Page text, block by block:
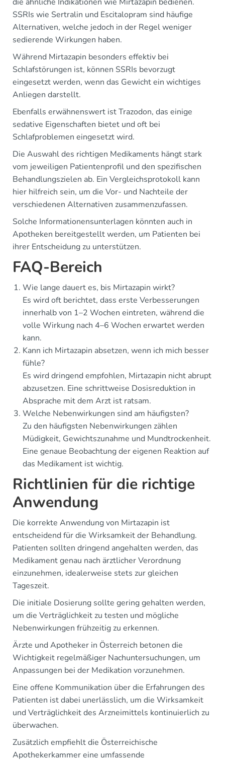
SSRIs wie Sertralin und Escitalopram sind häufige
Alternativen, welche jedoch in der Regel weniger
sedierende Wirkungen haben.
Während Mirtazapin besonders effektiv bei
Schlafstörungen ist, können SSRIs bevorzugt
eingesetzt werden, wenn das Gewicht ein wichtiges
Anliegen darstellt.
Ebenfalls erwähnenswert ist Trazodon, das einige
sedative Eigenschaften bietet und oft bei
Schlafproblemen eingesetzt wird.
Die Auswahl des richtigen Medikaments hängt stark
vom jeweiligen Patientenprofil und den spezifischen
Behandlungszielen ab. Ein Vergleichsprotokoll kann
hier hilfreich sein, um die Vor- und Nachteile der
verschiedenen Alternativen zusammenzufassen.
Solche Informationensunterlagen könnten auch in
Apotheken bereitgestellt werden, um Patienten bei
ihrer Entscheidung zu unterstützen.
FAQ-Bereich
Wie lange dauert es, bis Mirtazapin wirkt?
Es wird oft berichtet, dass erste Verbesserungen
innerhalb von 1–2 Wochen eintreten, während die
volle Wirkung nach 4–6 Wochen erwartet werden
kann.
Kann ich Mirtazapin absetzen, wenn ich mich besser
fühle?
Es wird dringend empfohlen, Mirtazapin nicht abrupt
abzusetzen. Eine schrittweise Dosisreduktion in
Absprache mit dem Arzt ist ratsam.
Welche Nebenwirkungen sind am häufigsten?
Zu den häufigsten Nebenwirkungen zählen
Müdigkeit, Gewichtszunahme und Mundtrockenheit.
Eine genaue Beobachtung der eigenen Reaktion auf
das Medikament ist wichtig.
Richtlinien für die richtige
Anwendung
Die korrekte Anwendung von Mirtazapin ist
entscheidend für die Wirksamkeit der Behandlung.
Patienten sollten dringend angehalten werden, das
Medikament genau nach ärztlicher Verordnung
einzunehmen, idealerweise stets zur gleichen
Tageszeit.
Die initiale Dosierung sollte gering gehalten werden,
um die Verträglichkeit zu testen und mögliche
Nebenwirkungen frühzeitig zu erkennen.
Ärzte und Apotheker in Österreich betonen die
Wichtigkeit regelmäßiger Nachuntersuchungen, um
Anpassungen bei der Medikation vorzunehmen.
Eine offene Kommunikation über die Erfahrungen des
Patienten ist dabei unerlässlich, um die Wirksamkeit
und Verträglichkeit des Arzneimittels kontinuierlich zu
überwachen.
Zusätzlich empfiehlt die Österreichische
Apothekerkammer eine umfassende